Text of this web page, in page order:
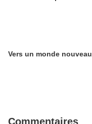
Vers un monde nouveau
Commentaires